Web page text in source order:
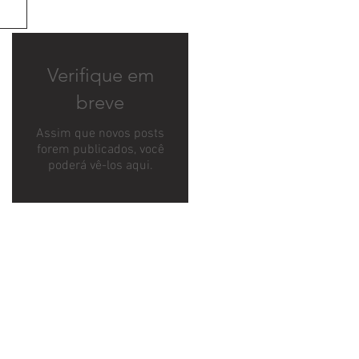
Verifique em
breve
Assim que novos posts
forem publicados, você
poderá vê-los aqui.